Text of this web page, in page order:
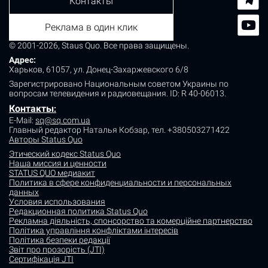
© 2001-2026, Staus Quo. Все права защищены.
Адрес:
Харьков, 61057, ул. Донец-Захаржевского 6/8
Зарегистрировано Национальным советом Украины по
вопросам телевидения и радиовещания. ID: R 40-06013.
Контакты:
E-Mail: sq@sq.com.ua
Главный редактор Наталья Кобзар, тел. +380503271422
Авторы Status Quo
Этический кодекс Status Quo
Наша миссия и ценности
STATUS QUO медиакит
Политика в сфере конфиденциальности и персональных
данных
Условия использования
Редакционная политика Status Quo
Рекламна діяльність, спонсорство та комерційне партнерство
Політика управління конфліктами інтересів
Політика безпеки редакції
Звіт про прозорість (JTI)
Сертифікація JTI
Реклама в один клик